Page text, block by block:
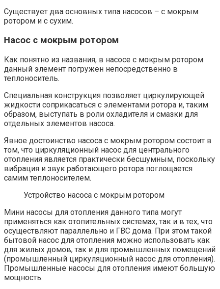
Существует два основных типа насосов – с мокрым
ротором и с сухим.
Насос с мокрым ротором
Как понятно из названия, в насосе с мокрым ротором
данный элемент погружен непосредственно в
теплоноситель.
Специальная конструкция позволяет циркулирующей
жидкости соприкасаться с элементами ротора и, таким
образом, выступать в роли охладителя и смазки для
отдельных элементов насоса.
Явное достоинство насоса с мокрым ротором состоит в
том, что циркуляционный насос для центрального
отопления является практически бесшумным, поскольку
вибрация и звук работающего ротора поглощается
самим теплоносителем.
Устройство насоса с мокрым ротором
Мини насосы для отопления данного типа могут
применяться как отопительных системах, так и в тех, что
осуществляют параллельно и ГВС дома. При этом такой
бытовой насос для отопления можно использовать как
для жилых домов, так и для промышленных помещений
(промышленный циркуляционный насос для отопления).
Промышленные насосы для отопления имеют большую
мощность.